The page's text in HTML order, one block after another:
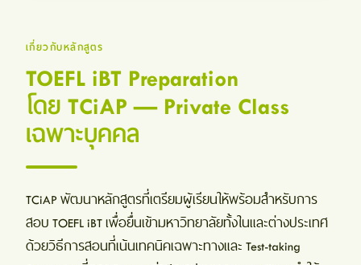
เกี่ยวกับหลักสูตร
TOEFL iBT Preparation
โดย TCiAP — Private Class
เฉพาะบุคคล
TCiAP พัฒนาหลักสูตรที่เตรียมผู้เรียนให้พร้อมสำหรับการ
สอบ TOEFL iBT เพื่อยื่นเข้ามหาวิทยาลัยทั้งในและต่างประเทศ
ด้วยวิธีการสอนที่เน้นเทคนิคเฉพาะทางและ Test-taking